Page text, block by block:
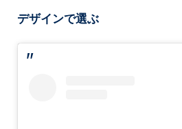
デザインで選ぶ